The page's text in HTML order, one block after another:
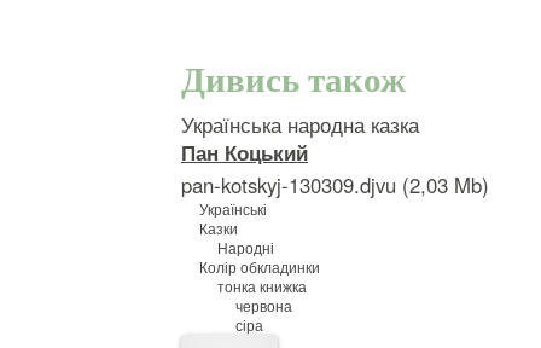
Дивись також
Українська народна казка
Пан Коцький
pan-kotskyj-130309.djvu (2,03 Mb)
Українські
Казки
Народні
Колір обкладинки
тонка книжка
червона
сіра